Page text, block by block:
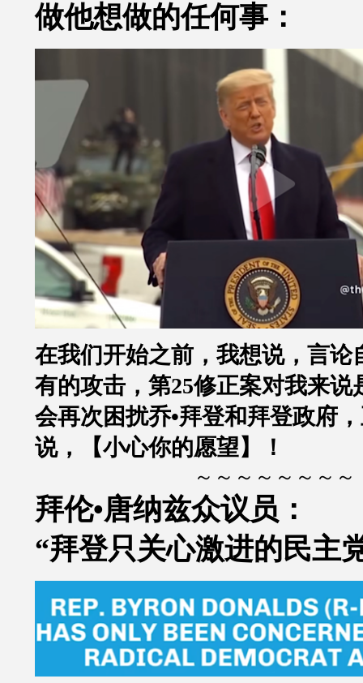
做他想做的任何事：
在我们开始之前，我想说，言论
有的攻击，第25修正案对我来说
会再次困扰乔•拜登和拜登政府
说，【小心你的愿望】！
～～～～～～～～
拜伦•唐纳兹众议员：
“拜登只关心激进的民主